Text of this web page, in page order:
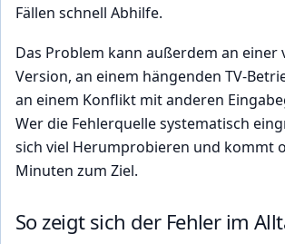
Fällen schnell Abhilfe.
Das Problem kann außerdem an einer
Version, an einem hängenden TV-
an einem Konflikt mit anderen
Wer die Fehlerquelle systematisch
sich viel Herumprobieren und kommt
Minuten zum Ziel.
So zeigt sich der Fehler im